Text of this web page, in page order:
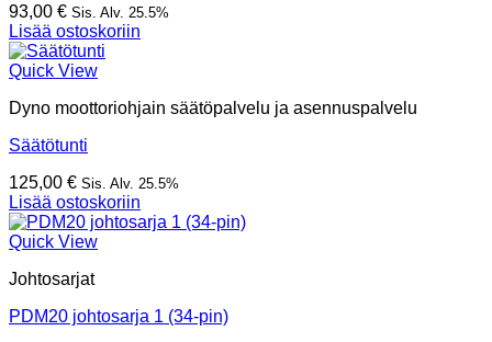
93,00 € Sis. Alv. 25.5%
Lisää ostoskoriin
Quick View
Dyno moottoriohjain säätöpalvelu ja asennuspalvelu
Säätötunti
125,00 € Sis. Alv. 25.5%
Lisää ostoskoriin
Quick View
Johtosarjat
PDM20 johtosarja 1 (34-pin)